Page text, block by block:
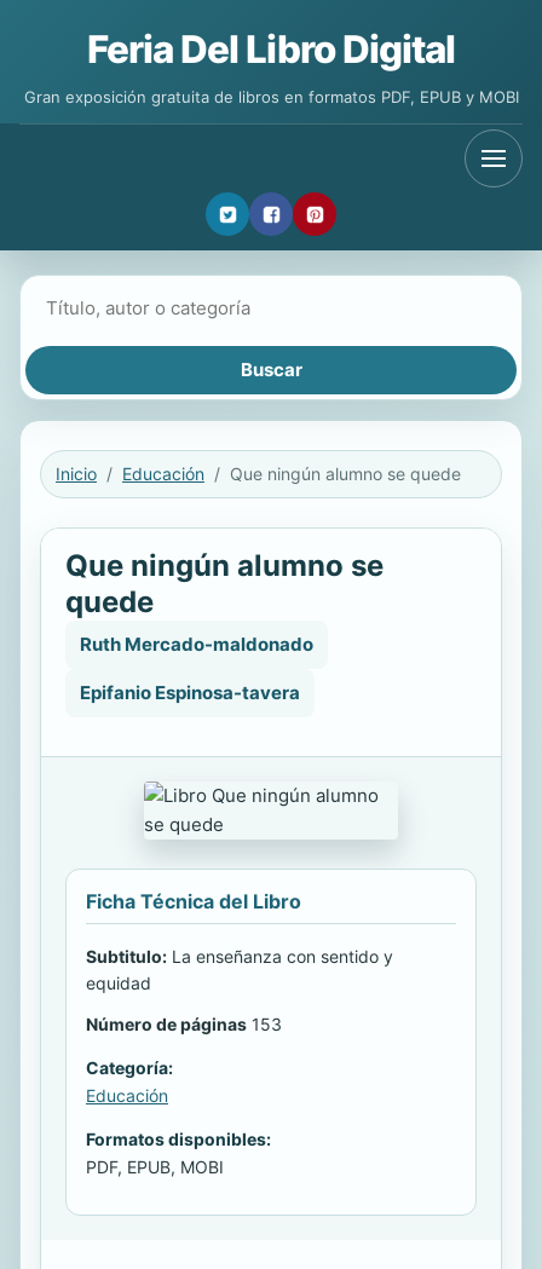
Feria Del Libro Digital
Gran exposición gratuita de libros en formatos PDF, EPUB y MOBI
Inicio Educación Que ningún alumno se quede
Que ningún alumno se
quede
Ruth Mercado-maldonado
Epifanio Espinosa-tavera
Ficha Técnica del Libro
Subtitulo: La enseñanza con sentido y
equidad
Número de páginas 153
Categoría:
Educación
Formatos disponibles:
PDF, EPUB, MOBI